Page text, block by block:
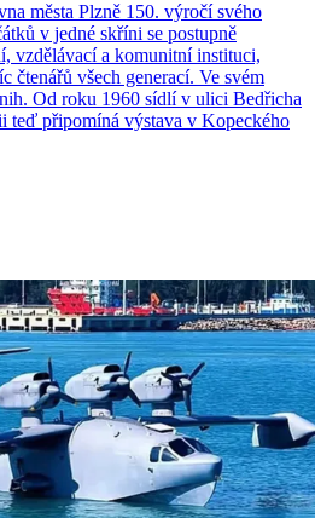
města Plzně 150. výročí svého
v jedné skříni se postupně
vzdělávací a komunitní instituci,
čtenářů všech generací. Ve svém
Od roku 1960 sídlí v ulici Bedřicha
teď připomíná výstava v Kopeckého